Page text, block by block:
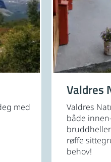
med
Valdres
Valdres
både
røffe
behov!